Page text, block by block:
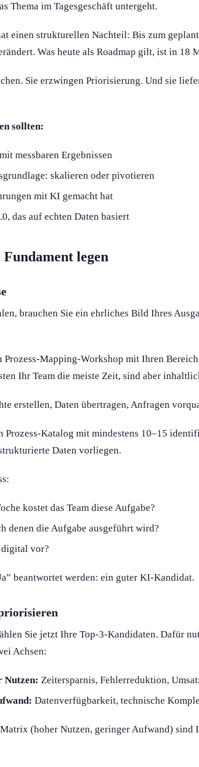
Thema im Tagesgeschäft untergeht.
einen strukturellen Nachteil: Bis zum
Was heute als Roadmap gilt, ist in 18
Sie erzwingen Priorisierung. Und sie
sollten:
messbaren Ergebnissen
skalieren oder pivotieren
mit KI gemacht hat
das auf echten Daten basiert
Fundament legen
brauchen Sie ein ehrliches Bild Ihres
Prozess-Mapping-Workshop mit Ihren
Ihr Team die meiste Zeit, sind aber
erstellen, Daten übertragen, Anfragen
Prozess-Katalog mit mindestens 10–15
Daten vorliegen.
kostet das Team diese Aufgabe?
denen die Aufgabe ausgeführt wird?
digital vor?
beantwortet werden: ein guter KI-Kandidat.
Sie jetzt Ihre Top-3-Kandidaten. Dafür
Achsen:
Nutzen: Zeitersparnis, Fehlerreduktion,
Datenverfügbarkeit, technische
(hoher Nutzen, geringer Aufwand) sind